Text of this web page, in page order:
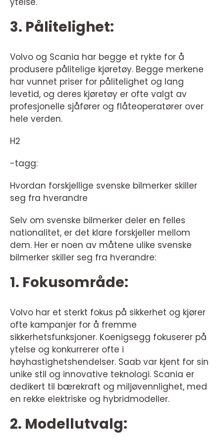
3. Pålitelighet:
Volvo og Scania har begge et rykte for å
produsere pålitelige kjøretøy. Begge merkene
har vunnet priser for pålitelighet og lang
levetid, og deres kjøretøy er ofte valgt av
profesjonelle sjåfører og flåteoperatører over
hele verden.
H2
-tagg:
Hvordan forskjellige svenske bilmerker skiller
seg fra hverandre
Selv om svenske bilmerker deler en felles
nationalitet, er det klare forskjeller mellom
dem. Her er noen av måtene ulike svenske
bilmerker skiller seg fra hverandre:
1. Fokusområde:
Volvo har et sterkt fokus på sikkerhet og kjører
ofte kampanjer for å fremme
sikkerhetsfunksjoner. Koenigsegg fokuserer på
ytelse og konkurrerer ofte i
høyhastighetshendelser. Saab var kjent for sin
unike stil og innovative teknologi. Scania er
dedikert til bærekraft og miljøvennlighet, med
en rekke elektriske og hybridmodeller.
2. Modellutvalg: